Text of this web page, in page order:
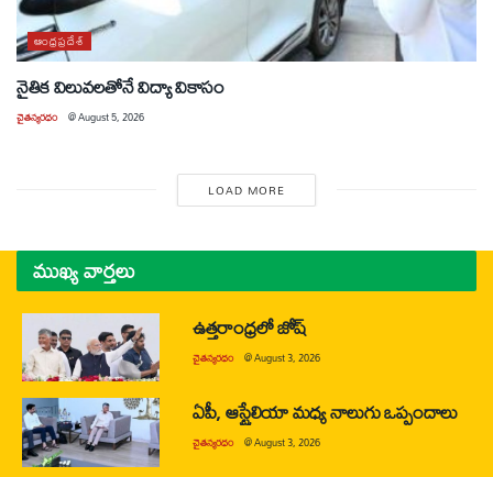
ఆంధ్రప్రదేశ్
నైతిక విలువలతోనే విద్యా వికాసం
చైతన్యరధం @August 5, 2026
LOAD MORE
ముఖ్య వార్తలు
ఉత్తరాంధ్రలో జోష్
చైతన్యరధం @August 3, 2026
ఏపీ, ఆస్ట్రేలియా మధ్య నాలుగు ఒప్పందాలు
చైతన్యరధం @August 3, 2026